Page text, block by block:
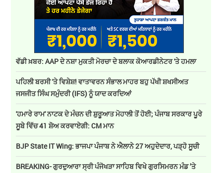
ਵੱਡੀ ਖ਼ਬਰ: AAP ਦੇ ਨਸ਼ਾ ਮੁਕਤੀ ਮੋਰਚਾ ਦੇ ਬਲਾਕ ਕੋਆਰਡੀਨੇਟਰ 'ਤੇ ਹਮਲਾ
ਪਹਿਲੀ ਬਰਸੀ 'ਤੇ ਵਿਸ਼ੇਸ਼! ਵਾਤਾਵਰਨ ਸੰਭਾਲ ਮਾਹਰ ਬਹੁ ਪੱਖੀ ਸ਼ਖਸੀਅਤ
ਜਸਜੀਤ ਸਿੰਘ ਸਮੁੰਦਰੀ (IFS) ਨੂੰ ਯਾਦ ਕਰਦਿਆਂ
'ਹਮਾਰੇ ਰਾਮ' ਨਾਟਕ ਦੇ ਮੰਚਨ ਦੀ ਸ਼ੁਰੂਆਤ ਮੋਹਾਲੀ ਤੋਂ ਹੋਈ; ਪੰਜਾਬ ਸਰਕਾਰ ਪੂਰੇ
ਸੂਬੇ ਵਿੱਚ 41 ਸ਼ੋਅ ਕਰਵਾਏਗੀ: CM ਮਾਨ
BJP State IT Wing: ਭਾਜਪਾ ਪੰਜਾਬ ਨੇ ਐਲਾਨੇ 27 ਅਹੁਦੇਦਾਰ, ਪੜ੍ਹੋ ਸੂਚੀ
BREAKING- ਗੁਰਦੁਆਰਾ ਸ੍ਰੀ ਪੰਜੋਖੜਾ ਸਾਹਿਬ ਵਿਖੇ ਗੁਰਸਿਮਰਨ ਮੰਡ ’ਤੇ